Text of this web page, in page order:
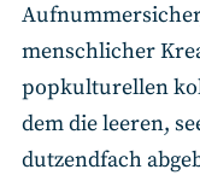
menschlicher
popkulturellen
dem die leeren,
dutzendfach